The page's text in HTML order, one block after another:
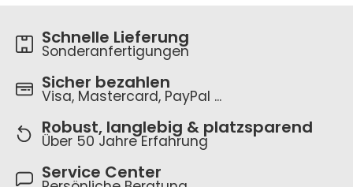
Schnelle Lieferung
Sonderanfertigungen
Sicher bezahlen
Visa, Mastercard, PayPal ...
Robust, langlebig & platzsparend
Über 50 Jahre Erfahrung
Service Center